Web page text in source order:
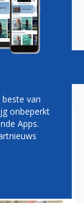
Vacatures
VOOR
van
onbeperkt
Apps.